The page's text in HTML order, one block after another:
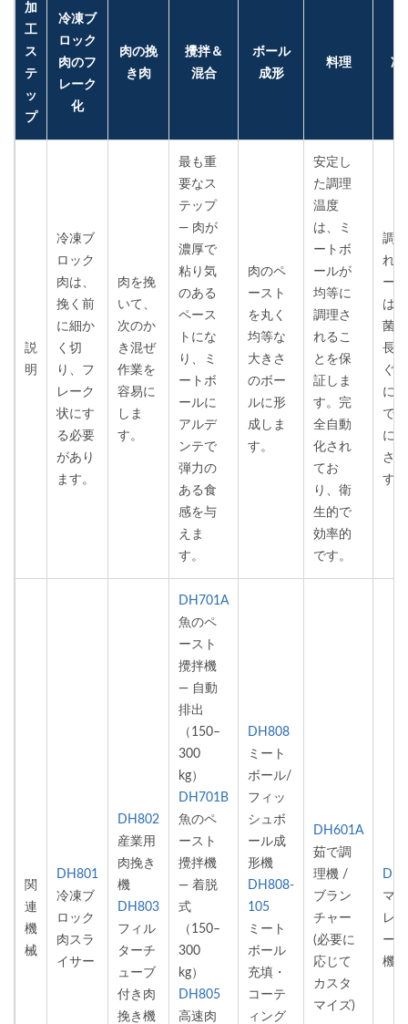
加
工
ス
テ
ッ
プ
冷凍ブ
ロック
肉のフ
レーク
化
肉の挽
き肉
攪拌＆
混合
ボール
成形
料理 冷
説
明
冷凍ブ
ロック
肉は、
挽く前
に細か
く切
り、フ
レーク
状にす
る必要
があり
ます。
肉を挽
いて、
次のか
き混ぜ
作業を
容易に
しま
す。
最も重
要なス
テップ
— 肉が
濃厚で
粘り気
のある
ペース
トにな
り、ミ
ートボ
ールに
アルデ
ンテで
弾力の
ある食
感を与
えま
す。
肉のペ
ースト
を丸く
均等な
大きさ
のボー
ルに形
成しま
す。
安定し
た調理
温度
は、ミ
ートボ
ールが
均等に
調理さ
れるこ
とを保
証しま
す。完
全自動
化され
てお
り、衛
生的で
効率的
です。
調
れ
ール
は
菌
長
ぐ
に
で
に
さ
す。
関
連
機
械
DH801
冷凍ブ
ロック
肉スラ
イサー
DH802
産業用
肉挽き
機
DH803
フィル
ターチ
ューブ
付き肉
挽き機
DH701A
魚のペ
ースト
攪拌機
— 自動
排出
（150–
300
kg）
DH701B
魚のペ
ースト
攪拌機
— 着脱
式
（150–
300
kg）
DH805
高速肉
DH808
ミート
ボール/
フィッ
シュボ
ール成
形機
DH808-
105
ミート
ボール
充填・
コーテ
ィング
DH601A
茹で調
理機 /
ブラン
チャー
(必要に
応じて
カスタ
マイズ)
マ
レ
ー
機